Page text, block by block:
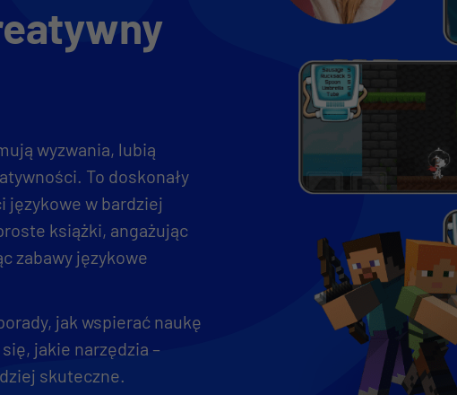
wyzwania, lubią
To doskonały
językowe w bardziej
książki, angażując
zabawy językowe
jak wspierać naukę
jakie narzędzia –
skuteczne.